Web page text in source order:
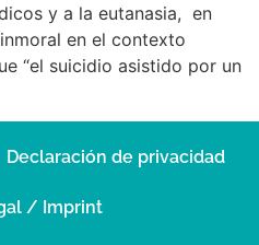
y a la eutanasia, en
en el contexto
“el suicidio asistido por un
Declaración de privacidad
/ Imprint